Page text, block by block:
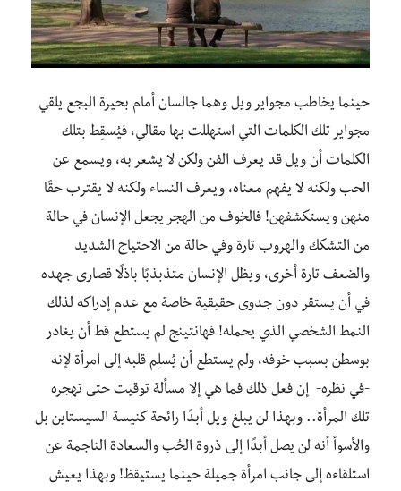
حينما يخاطب مجواير ويل وهما جالسان أمام بحيرة البجع يلقي
مجواير تلك الكلمات التي استهللت بها مقالي، فيُسقِط بتلك
الكلمات أن ويل قد يعرف الفن ولكن لا يشعر به، ويسمع عن
الحب ولكنه لا يفهم معناه، ويعرف النساء ولكنه لا يقترب حقًا
منهن ويستكشفهن! فالخوف من الهجر يجعل الإنسان في حالة
من التشكك والهروب تارة وفي حالة من الاحتياج الشديد
والضعف تارة أخرى، ويظل الإنسان متذبذبًا باذلًا قصارى جهده
في أن يستقر دون جدوى حقيقية خاصة مع عدم إدراكه لذلك
النمط الشخصي الذي يحمله! فهانتينج لم يستطع قط أن يغادر
بوسطن بسبب خوفه، ولم يستطع أن يُسلِم قلبه إلى امرأة لإنه
-في نظره- إن فعل ذلك فما هي إلا مسألة توقيت حتى تهجره
تلك المرأة.. وبهذا لن يبلغ ويل أبدًا رائحة كنيسة السيستاين بل
والأسوأ أنه لن يصل أبدًا إلى ذروة الحُب والسعادة الناجمة عن
استلقاءه إلى جانب امرأة جميلة حينما يستيقظ! وبهذا يعيش